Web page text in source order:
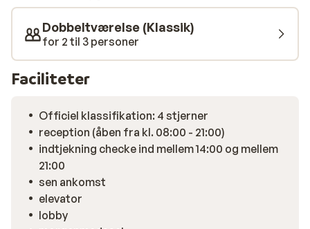
Ahorn- og Penkenbahn. Hotellet byder på god mad,
pæne værelser, wellness, fitness, bordtennis og gode
parkeringsmuligheder.
Dobbeltværelse (Klassik)
for 2 til 3 personer
Faciliteter
Officiel klassifikation: 4 stjerner
reception (åben fra kl. 08:00 - 21:00)
indtjekning checke ind mellem 14:00 og mellem
21:00
sen ankomst
elevator
lobby